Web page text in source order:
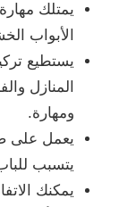
يمتلك
الأبواب
يستطيع
المنازل
ومهارة.
يعمل على
يتسبب
يمكنك